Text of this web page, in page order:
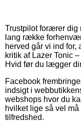
Trustpilot forærer dig
lang række
herved går vi ind
kritik af Lazer Tonic
Hvid før du lægger
Facebook
indsigt i
webshops hvor du
hvilket lige så vel
tilfredshed.